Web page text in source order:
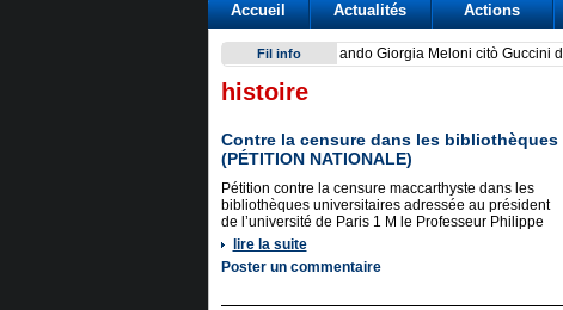
Accueil Actualités Actions
Fil info Legado de Fidel Castro se
histoire
Contre la censure dans les
(PÉTITION NATIONALE)
Pétition contre la censure maccarthyste dans les
bibliothèques universitaires adressée au président
de l’université de Paris 1 M le Professeur Philippe
lire la suite
Poster un commentaire